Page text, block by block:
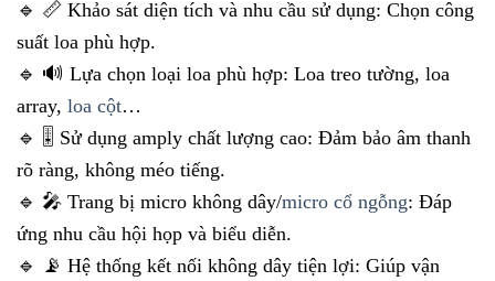
🔹 📏 Khảo sát diện tích và nhu cầu sử dụng: Chọn công
suất loa phù hợp.
🔹 🔊 Lựa chọn loại loa phù hợp: Loa treo tường, loa
array, loa cột…
🔹 🎚 Sử dụng amply chất lượng cao: Đảm bảo âm thanh
rõ ràng, không méo tiếng.
🔹 🎤 Trang bị micro không dây/micro cổ ngỗng: Đáp
ứng nhu cầu hội họp và biểu diễn.
🔹 📡 Hệ thống kết nối không dây tiện lợi: Giúp vận